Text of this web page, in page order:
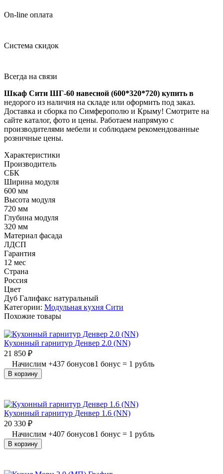
On-line оплата
Система скидок
Всегда на связи
Шкаф Сити ШГ-60 навесной (600*320*720) купить в
недорого из наличия на складе или оформить под заказ.
Доставка и сборка по Симферополю и Крыму! Смотрите на
сайте каталог, фото и цены. Работаем напрямую с
производителями мебели и соблюдаем рекомендованные
розничные цены.
Характеристики
Производитель
СБК
Шиpина модуля
600 мм
Выcота модуля
720 мм
Глyбина модуля
320 мм
Материал фасада
ЛДСП
Гарантия
12 мес
Страна
Россия
Цвет
Дуб Галифакс натуральный
Категории: Модульная кухня Сити
Похожие товары
Кухонный гарнитур Денвер 2.0 (NN)
21 850 ₽
Начислим +437 бонусов1 бонус = 1 рубль
В корзину
Кухонный гарнитур Денвер 1.6 (NN)
20 330 ₽
Начислим +407 бонусов1 бонус = 1 рубль
В корзину